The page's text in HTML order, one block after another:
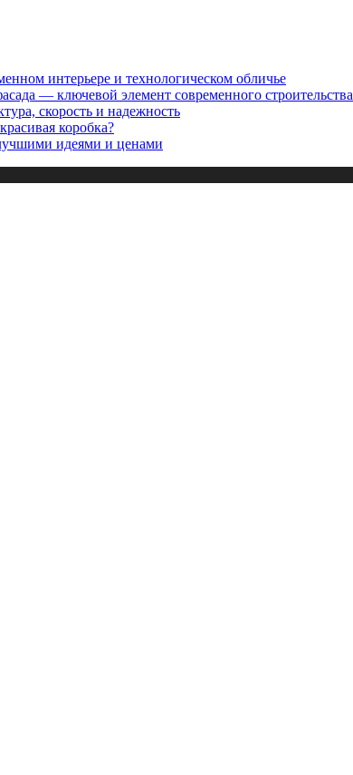
интерьере и технологическом обличье
— ключевой элемент современного строительства
скорость и надежность
коробка?
идеями и ценами